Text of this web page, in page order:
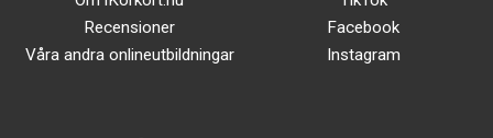
Recensioner
Våra andra onlineutbildningar
Facebook
Instagram